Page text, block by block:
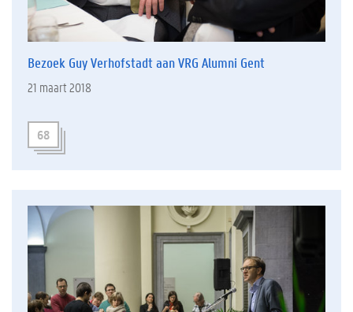
Bezoek Guy Verhofstadt aan VRG Alumni Gent
21 maart 2018
68